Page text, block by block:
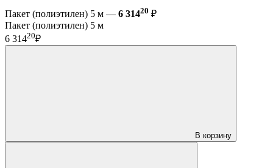
Пакет (полиэтилен) 5 м — 6 31420 ₽
Пакет (полиэтилен) 5 м
6 31420₽
В корзину